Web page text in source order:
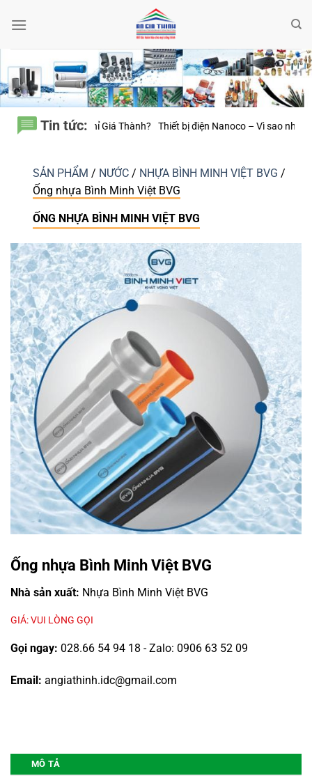
qua
Tin tức:
– Vì sao những công trình bền vững luôn chú trọng từng thiết bị
SẢN PHẨM / NƯỚC / NHỰA BÌNH MINH VIỆT BVG /
Ống nhựa Bình Minh Việt BVG
ỐNG NHỰA BÌNH MINH VIỆT BVG
Ống nhựa Bình Minh Việt BVG
Nhà sản xuất: Nhựa Bình Minh Việt BVG
GIÁ: VUI LÒNG GỌI
Gọi ngay: 028.66 54 94 18 - Zalo: 0906 63 52 09
Email: angiathinh.idc@gmail.com
MÔ TẢ